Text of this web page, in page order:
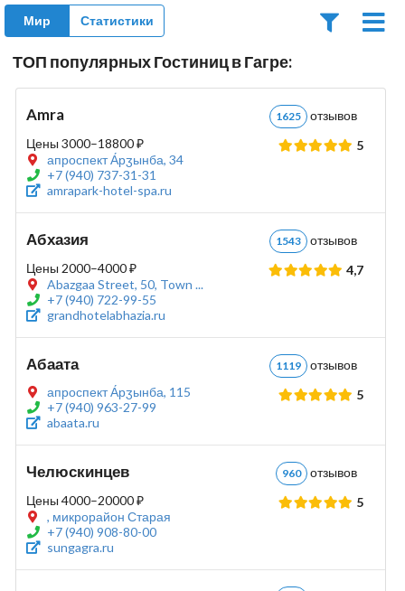
Мир Статистики
ТОП популярных Гостиниц в Гагре:
Amra 1625 отзывов
Цены 3000–18800 ₽
апроспект А́рӡынба, 34
+7 (940) 737-31-31
amrapark-hotel-spa.ru
5
Абхазия 1543 отзывов
Цены 2000–4000 ₽
Abazgaa Street, 50, Town ...
+7 (940) 722-99-55
grandhotelabhazia.ru
4,7
Абаата 1119 отзывов
апроспект А́рӡынба, 115
+7 (940) 963-27-99
abaata.ru
5
Челюскинцев 960 отзывов
Цены 4000–20000 ₽
, микрорайон Старая
+7 (940) 908-80-00
sungagra.ru
5